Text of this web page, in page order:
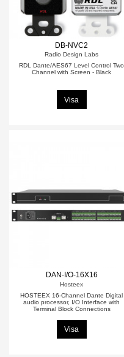
DB-NVC2
Radio Design Labs
RDL Dante/AES67 Level Control Two
Channel with Screen - Black
Visa
DAN-I/O-16X16
Hosteex
HOSTEEX 16-Channel Dante Digital
audio processor, I/O Interface with
Terminal Block Connections
Visa